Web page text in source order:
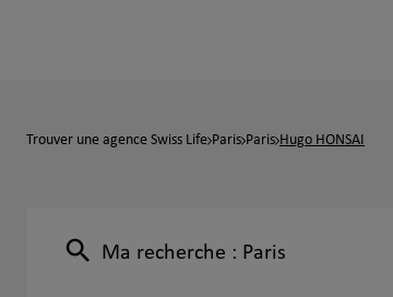
Trouver une agence Swiss Life Paris Paris Hugo HONSAI
Ma recherche : Paris